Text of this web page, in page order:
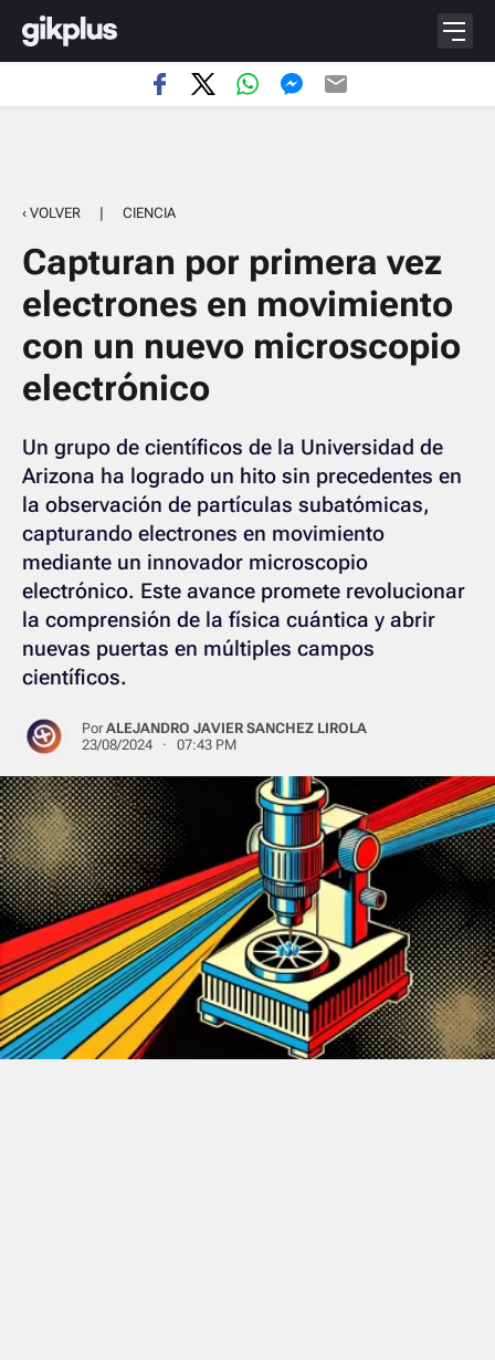
‹ VOLVER | CIENCIA
Capturan por primera vez
electrones en movimiento
con un nuevo microscopio
electrónico
Un grupo de científicos de la Universidad de
Arizona ha logrado un hito sin precedentes en
la observación de partículas subatómicas,
capturando electrones en movimiento
mediante un innovador microscopio
electrónico. Este avance promete revolucionar
la comprensión de la física cuántica y abrir
nuevas puertas en múltiples campos
científicos.
PorALEJANDRO JAVIER SANCHEZ LIROLA
23/08/2024 · 07:43 PM